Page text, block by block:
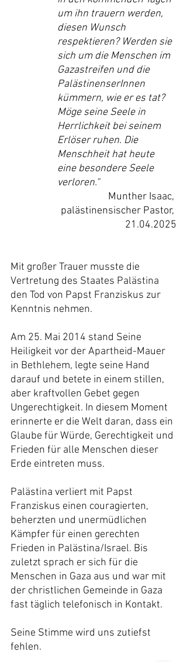
um ihn trauern werden,
diesen Wunsch
respektieren? Werden sie
sich um die Menschen im
Gazastreifen und die
PalästinenserInnen
kümmern, wie er es tat?
Möge seine Seele in
Herrlichkeit bei seinem
Erlöser ruhen. Die
Menschheit hat heute
eine besondere Seele
verloren.“
Munther Isaac,
palästinensischer Pastor,
21.04.2025
Mit großer Trauer musste die
Vertretung des Staates Palästina
den Tod von Papst Franziskus zur
Kenntnis nehmen.
Am 25. Mai 2014 stand Seine
Heiligkeit vor der Apartheid-Mauer
in Bethlehem, legte seine Hand
darauf und betete in einem stillen,
aber kraftvollen Gebet gegen
Ungerechtigkeit. In diesem Moment
erinnerte er die Welt daran, dass ein
Glaube für Würde, Gerechtigkeit und
Frieden für alle Menschen dieser
Erde eintreten muss.
Palästina verliert mit Papst
Franziskus einen couragierten,
beherzten und unermüdlichen
Kämpfer für einen gerechten
Frieden in Palästina/Israel. Bis
zuletzt sprach er sich für die
Menschen in Gaza aus und war mit
der christlichen Gemeinde in Gaza
fast täglich telefonisch in Kontakt.
Seine Stimme wird uns zutiefst
fehlen.